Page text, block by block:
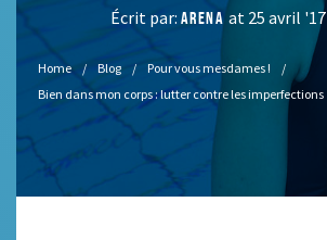
Écrit par: ARENA at 25 avril '17
Home Blog
Pour vous mesdames !
Bien dans mon corps : lutter contre les imperfections